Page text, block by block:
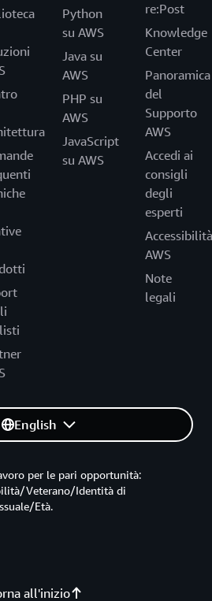
Python
su AWS
Java su
AWS
PHP su
AWS
JavaScript
su AWS
re:Post
Knowledge
Center
Panoramica
del
Supporto
AWS
Accedi ai
consigli
degli
esperti
Accessibilità
AWS
Note
legali
English
all'inizio
per le pari opportunità:
Veterano/Identità di
Età.